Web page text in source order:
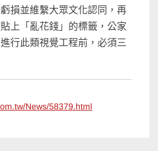
損並維繫大眾文化認同，再
上「亂花錢」的標籤，公家
行此類視覺工程前，必須三
News/58379.html